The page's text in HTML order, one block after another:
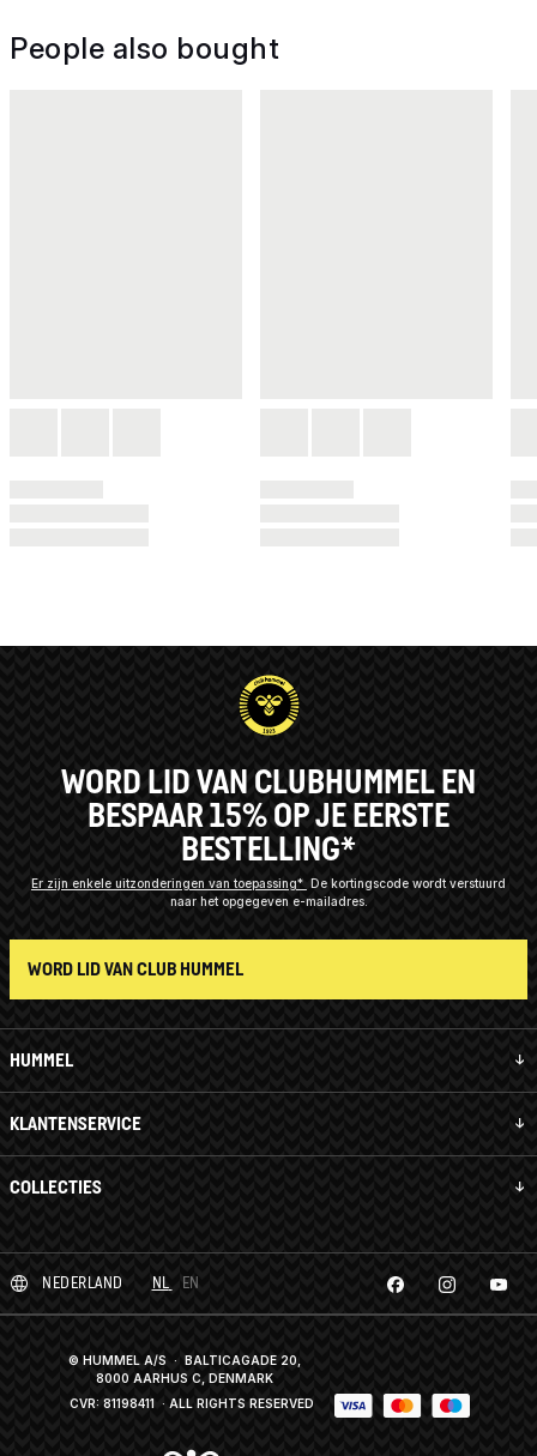
People also bought
HUMMEL
KLANTENSERVICE
COLLECTIES
WORD LID VAN CLUBHUMMEL EN
BESPAAR 15% OP JE EERSTE
BESTELLING*
Er zijn enkele uitzonderingen van toepassing*
De kortingscode wordt verstuurd
naar het opgegeven e-mailadres.
WORD LID VAN CLUB HUMMEL
NEDERLAND NL EN
© HUMMEL A/S · BALTICAGADE 20,
8000 AARHUS C, DENMARK
CVR: 81198411 · ALL RIGHTS RESERVED